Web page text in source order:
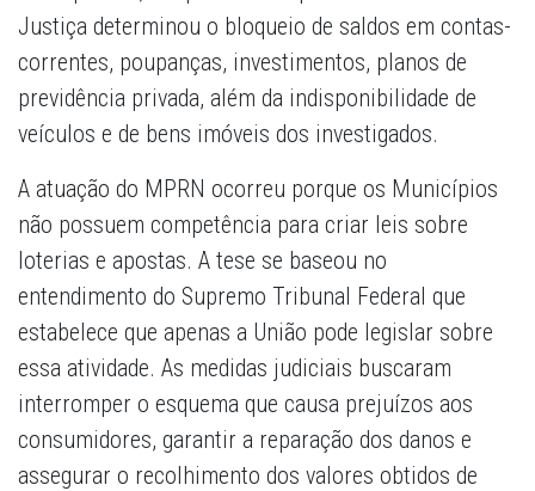
Justiça determinou o bloqueio de saldos em contas-
correntes, poupanças, investimentos, planos de
previdência privada, além da indisponibilidade de
veículos e de bens imóveis dos investigados.
A atuação do MPRN ocorreu porque os Municípios
não possuem competência para criar leis sobre
loterias e apostas. A tese se baseou no
entendimento do Supremo Tribunal Federal que
estabelece que apenas a União pode legislar sobre
essa atividade. As medidas judiciais buscaram
interromper o esquema que causa prejuízos aos
consumidores, garantir a reparação dos danos e
assegurar o recolhimento dos valores obtidos de